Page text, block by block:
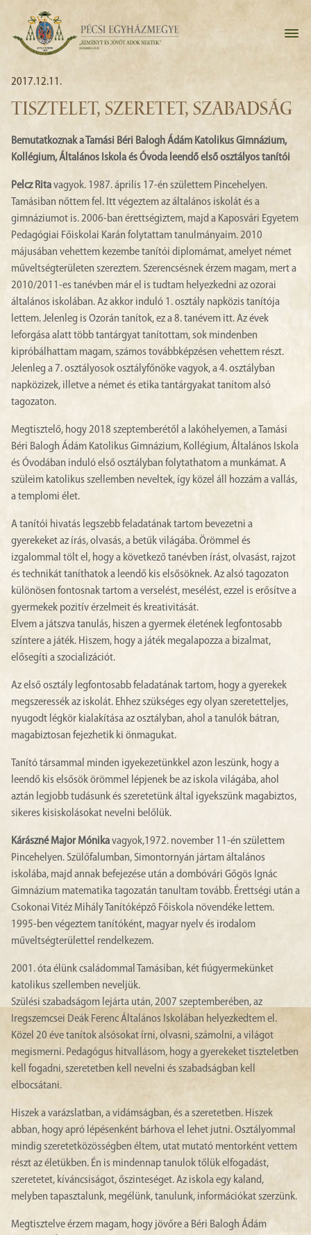
2017.12.11.
TISZTELET, SZERETET, SZABADSÁG
Bemutatkoznak a Tamási Béri Balogh Ádám Katolikus Gimnázium,
Kollégium, Általános Iskola és Óvoda leendő első osztályos tanítói
Pelcz Ritavagyok. 1987. április 17-én születtem Pincehelyen.
Tamásiban nőttem fel. Itt végeztem az általános iskolát és a
gimnáziumot is. 2006-ban érettségiztem, majd a Kaposvári Egyetem
Pedagógiai Főiskolai Karán folytattam tanulmányaim. 2010
májusában vehettem kezembe tanítói diplomámat, amelyet német
műveltségterületen szereztem. Szerencsésnek érzem magam, mert a
2010/2011-es tanévben már el is tudtam helyezkedni az ozorai
általános iskolában. Az akkor induló 1. osztály napközis tanítója
lettem. Jelenleg is Ozorán tanítok, ez a 8. tanévem itt. Az évek
leforgása alatt több tantárgyat tanítottam, sok mindenben
kipróbálhattam magam, számos továbbképzésen vehettem részt.
Jelenleg a 7. osztályosok osztályfőnöke vagyok, a 4. osztályban
napközizek, illetve a német és etika tantárgyakat tanítom alsó
tagozaton.
Megtisztelő, hogy 2018 szeptemberétől a lakóhelyemen, a Tamási
Béri Balogh Ádám Katolikus Gimnázium, Kollégium, Általános Iskola
és Óvodában induló első osztályban folytathatom a munkámat. A
szüleim katolikus szellemben neveltek, így közel áll hozzám a vallás,
a templomi élet.
A tanítói hivatás legszebb feladatának tartom bevezetni a
gyerekeket az írás, olvasás, a betűk világába. Örömmel és
izgalommal tölt el, hogy a következő tanévben írást, olvasást, rajzot
és technikát taníthatok a leendő kis elsősöknek. Az alsó tagozaton
különösen fontosnak tartom a verselést, mesélést, ezzel is erősítve a
gyermekek pozitív érzelmeit és kreativitását.
Elvem a játszva tanulás, hiszen a gyermek életének legfontosabb
színtere a játék. Hiszem, hogy a játék megalapozza a bizalmat,
elősegíti a szocializációt.
Az első osztály legfontosabb feladatának tartom, hogy a gyerekek
megszeressék az iskolát. Ehhez szükséges egy olyan szeretetteljes,
nyugodt légkör kialakítása az osztályban, ahol a tanulók bátran,
magabiztosan fejezhetik ki önmagukat.
Tanító társammal minden igyekezetünkkel azon leszünk, hogy a
leendő kis elsősök örömmel lépjenek be az iskola világába, ahol
aztán legjobb tudásunk és szeretetünk által igyekszünk magabiztos,
sikeres kisiskolásokat nevelni belőlük.
Kárászné Major Mónikavagyok,1972. november 11-én születtem
Pincehelyen. Szülőfalumban, Simontornyán jártam általános
iskolába, majd annak befejezése után a dombóvári Gőgös Ignác
Gimnázium matematika tagozatán tanultam tovább. Érettségi után a
Csokonai Vitéz Mihály Tanítóképző Főiskola növendéke lettem.
1995-ben végeztem tanítóként, magyar nyelv és irodalom
műveltségterülettel rendelkezem.
2001. óta élünk családommal Tamásiban, két fiúgyermekünket
katolikus szellemben neveljük.
Szülési szabadságom lejárta után, 2007 szeptemberében, az
Iregszemcsei Deák Ferenc Általános Iskolában helyezkedtem el.
Közel 20 éve tanítok alsósokat írni, olvasni, számolni, a világot
megismerni. Pedagógus hitvallásom, hogy a gyerekeket tiszteletben
kell fogadni, szeretetben kell nevelni és szabadságban kell
elbocsátani.
Hiszek a varázslatban, a vidámságban, és a szeretetben. Hiszek
abban, hogy apró lépésenként bárhova el lehet jutni. Osztályommal
mindig szeretetközösségben éltem, utat mutató mentorként vettem
részt az életükben. Én is mindennap tanulok tőlük elfogadást,
szeretetet, kíváncsiságot, őszinteséget. Az iskola egy kaland,
melyben tapasztalunk, megélünk, tanulunk, információkat szerzünk.
Megtisztelve érzem magam, hogy jövőre a Béri Balogh Ádám